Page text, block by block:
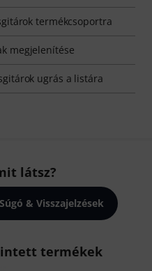
termékcsoportra
megjelenítése
ugrás a listára
látsz?
Súgó & Visszajelzések
termékek